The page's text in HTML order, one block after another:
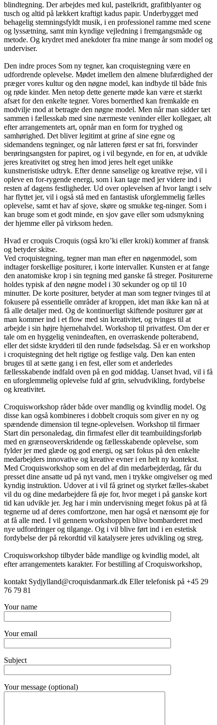
blindtegning. Der arbejdes med kul, pastelkridt, grafitblyanter og
tusch og altid på lækkert kraftigt kadus papir. Underbygget med
behagelig stemningsfyldt musik, i en professionel ramme med scene
og lyssætning, samt min kyndige vejledning i fremgangsmåde og
metode. Og krydret med anekdoter fra mine mange år som model og
underviser.
Den indre proces Som ny tegner, kan croquistegning være en
udfordrende oplevelse. Mødet imellem den almene blufærdighed der
præger vores kultur og den nøgne model, kan indbyde til både fnis
og røde kinder. Men netop dette generte møde kan være et stærkt
afsæt for den enkelte tegner. Vores bornerthed kan fremkalde en
modvilje mod at betragte den nøgne model. Men når man sidder tæt
sammen i fællesskab med sine nærmeste veninder eller kollegaer, alt
efter arrangementets art, opnår man en form for tryghed og
samhørighed. Det bliver legitimt at grine af sine egne og
sidemandens tegninger, og når latteren først er sat fri, forsvinder
berøringsangsten for papiret, og i vil begynde, en for en, at udvikle
jeres kreativitet og streg hen imod jeres helt eget unikke
kunstneristiske udtryk. Efter denne sanselige og kreative rejse, vil i
opleve en for-rygende energi, som i kan tage med jer videre ind i
resten af dagens festligheder. Ud over oplevelsen af hvor langt i selv
har flyttet jer, vil i også stå med en fantastisk uforglemmelig fælles
oplevelse, samt et hav af sjove, skøre og smukke teg-ninger. Som i
kan bruge som et godt minde, en sjov gave eller som udsmykning
der hjemme eller på virksom heden.
Hvad er croquis Croquis (også kro’ki eller kroki) kommer af fransk
og betyder skitse.
Ved croquistegning, tegner man man efter en nøgenmodel, som
indtager forskellige positurer, i korte intervaller. Kunsten er at fange
den anatomiske krop i sin tegning med ganske få streger. Positurerne
holdes typisk af den nøgne model i 30 sekunder og op til 10
minutter. De korte positurer, betyder at man som tegner tvinges til at
fokusere på essentielle områder af kroppen, idet man ikke kan nå at
få alle detaljer med. Og de kontinuerligt skiftende positurer gør at
man kommer ind i et flow med sin kreativitet, og tvinges til at
arbejde i sin højre hjernehalvdel. Workshop til privatfest. Om der er
tale om en hyggelig venindeaften, en overraskende polterabend,
eller det sidste krydderi til den runde fødselsdag. Så er en workshop
i croquistegning det helt rigtige og festlige valg. Den kan enten
bruges til at sætte gang i en fest, eller som et anderledes
fællesskabende indfald oven på en god middag. Uanset hvad, vil i få
en uforglemmelig oplevelse fuld af grin, selvudvikling, fordybelse
og kreativitet.
Croquisworkshop råder både over mandlig og kvindlig model. Og
disse kan også kombineres i dobbelt croquis som giver en ny og
spændende dimension til tegne-oplevelsen. Workshop til firmaer
Start din personaledag, din firmafest eller dit teambuildingsforløb
med en grænseoverskridende og fællesskabende oplevelse, som
fylder jer med glæde og god energi, og sæt fokus på den enkelte
medarbejders innovative og kreative evner i en helt ny kontekst.
Med Croquisworkshop som en del af din medarbejderdag, får du
presset dine ansatte ud på nyt vand, men i trykke omgivelser og med
kyndig instruktion. Udover at i vil få grinet og styrket fælles-skabet
vil du og dine medarbejdere få øje for, hvor meget i på ganske kort
tid kan udvikle jer. Jeg har i min undervisning meget fokus på at få
tegnerne ud af deres comfortzone, men har også et nænsomt øje for
at få alle med. I vil gennem workshoppen blive bombarderet med
nye udfordringer og tilgange. Og i vil blive ført ind i en estetisk
fordybelse der på rekordtid vil katalysere jeres udvikling og streg.
Croquisworkshop tilbyder både mandlige og kvindlig model, alt
efter arrangementets karakter. For bestilling af Croquisworkshop,
kontakt Sydjylland@croquisdanmark.dk Eller telefonisk på +45 29
76 79 81
Your name
Your email
Subject
Your message (optional)